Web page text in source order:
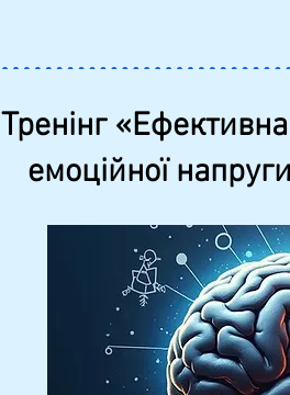
Тренінг
емоційної